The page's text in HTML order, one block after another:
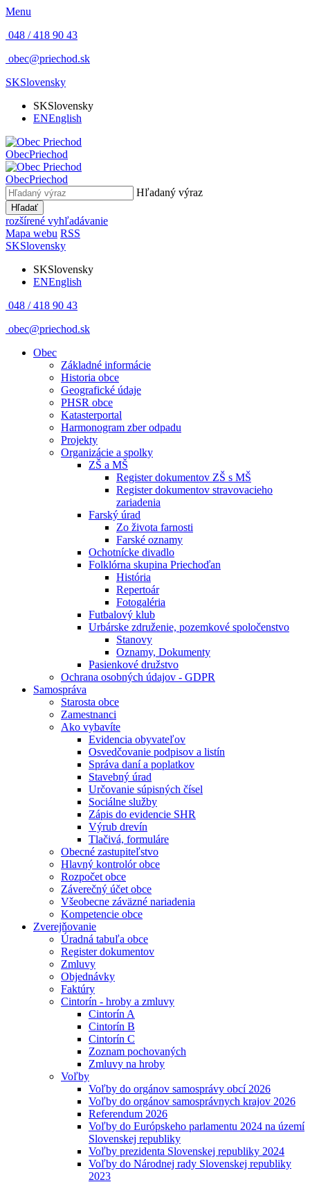
Menu
048 / 418 90 43
obec@priechod.sk
SKSlovensky
SKSlovensky
ENEnglish
ObecPriechod
ObecPriechod
Hľadaný výraz
Hľadať
rozšírené vyhľadávanie
Mapa webu RSS
SKSlovensky
SKSlovensky
ENEnglish
048 / 418 90 43
obec@priechod.sk
Obec
Základné informácie
Historia obce
Geografické údaje
PHSR obce
Katasterportal
Harmonogram zber odpadu
Projekty
Organizácie a spolky
ZŠ a MŠ
Register dokumentov ZŠ s MŠ
Register dokumentov stravovacieho
zariadenia
Farský úrad
Zo života farnosti
Farské oznamy
Ochotnícke divadlo
Folklórna skupina Priechoďan
História
Repertoár
Fotogaléria
Futbalový klub
Urbárske združenie, pozemkové spoločenstvo
Stanovy
Oznamy, Dokumenty
Pasienkové družstvo
Ochrana osobných údajov - GDPR
Samospráva
Starosta obce
Zamestnanci
Ako vybavíte
Evidencia obyvateľov
Osvedčovanie podpisov a listín
Správa daní a poplatkov
Stavebný úrad
Určovanie súpisných čísel
Sociálne služby
Zápis do evidencie SHR
Výrub drevín
Tlačivá, formuláre
Obecné zastupiteľstvo
Hlavný kontrolór obce
Rozpočet obce
Záverečný účet obce
Všeobecne záväzné nariadenia
Kompetencie obce
Zverejňovanie
Úradná tabuľa obce
Register dokumentov
Zmluvy
Objednávky
Faktúry
Cintorín - hroby a zmluvy
Cintorín A
Cintorín B
Cintorín C
Zoznam pochovaných
Zmluvy na hroby
Voľby
Voľby do orgánov samosprávy obcí 2026
Voľby do orgánov samosprávnych krajov 2026
Referendum 2026
Voľby do Európskeho parlamentu 2024 na území
Slovenskej republiky
Voľby prezidenta Slovenskej republiky 2024
Voľby do Národnej rady Slovenskej republiky
2023